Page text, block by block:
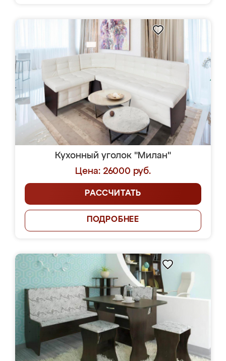
Кухонный уголок "Милан"
Цена: 26000 руб.
РАССЧИТАТЬ
ПОДРОБНЕЕ